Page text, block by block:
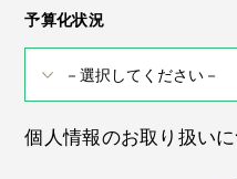
予算化状況
個人情報のお取り扱い